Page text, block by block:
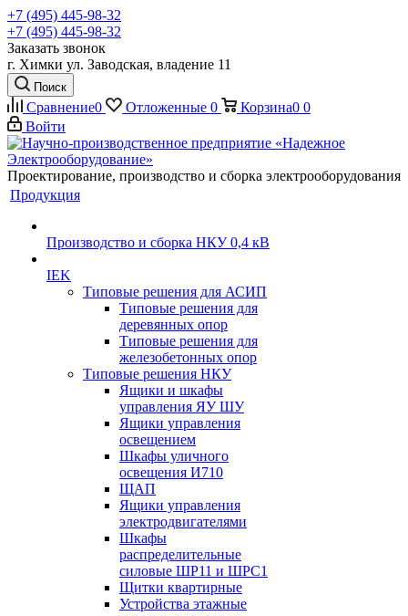
+7 (495) 445-98-32
+7 (495) 445-98-32
Заказать звонок
г. Химки ул. Заводская, владение 11
Поиск
Сравнение0 Отложенные 0 Корзина0 0
Войти
Проектирование, производство и сборка электрооборудования
Продукция
Производство и сборка НКУ 0,4 кВ
IEK
Типовые решения для АСИП
Типовые решения для
деревянных опор
Типовые решения для
железобетонных опор
Типовые решения НКУ
Ящики и шкафы
управления ЯУ ШУ
Ящики управления
освещением
Шкафы уличного
освещения И710
ЩАП
Ящики управления
электродвигателями
Шкафы
распределительные
силовые ШР11 и ШРС1
Щитки квартирные
Устройства этажные